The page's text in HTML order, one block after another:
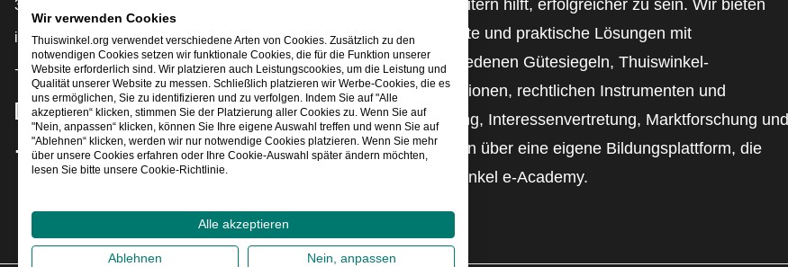
3905 NL Veenendaal
info@thuiswinkel.org
+31 (0)318 64 85 75
[_General:SocialMediaTitle]
Facebook
X LinkedIn
Instagram
YouTube
Mitarbeitern hilft, erfolgreicher zu sein. Wir bieten
relevante und praktische Lösungen mit
verschiedenen Gütesiegeln, Thuiswinkel-
Rezensionen, rechtlichen Instrumenten und
Beratung, Interessenvertretung, Marktforschung und
verfügen über eine eigene Bildungsplattform, die
Thuiswinkel e-Academy.
Wir verwenden Cookies
Thuiswinkel.org verwendet verschiedene Arten von Cookies. Zusätzlich zu den
notwendigen Cookies setzen wir funktionale Cookies, die für die Funktion unserer
Website erforderlich sind. Wir platzieren auch Leistungscookies, um die Leistung und
Qualität unserer Website zu messen. Schließlich platzieren wir Werbe-Cookies, die es
uns ermöglichen, Sie zu identifizieren und zu verfolgen. Indem Sie auf "Alle
akzeptieren“ klicken, stimmen Sie der Platzierung aller Cookies zu. Wenn Sie auf
"Nein, anpassen“ klicken, können Sie Ihre eigene Auswahl treffen und wenn Sie auf
"Ablehnen“ klicken, werden wir nur notwendige Cookies platzieren. Wenn Sie mehr
über unsere Cookies erfahren oder Ihre Cookie-Auswahl später ändern möchten,
lesen Sie bitte unsere Cookie-Richtlinie.
Alle akzeptieren
Ablehnen Nein, anpassen